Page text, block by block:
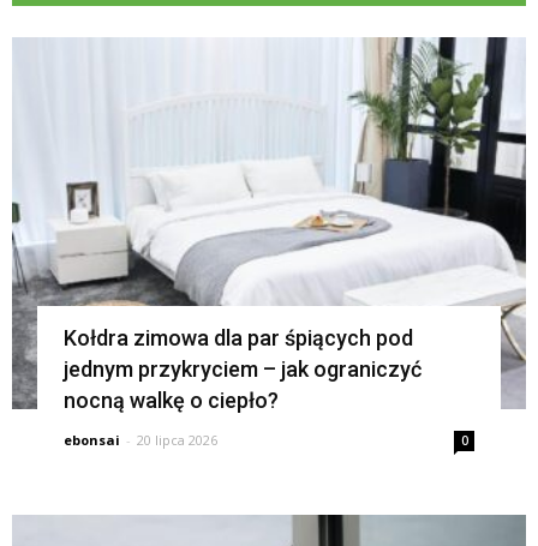
Kołdra zimowa dla par śpiących pod
jednym przykryciem – jak ograniczyć
nocną walkę o ciepło?
ebonsai - 20 lipca 2026 0